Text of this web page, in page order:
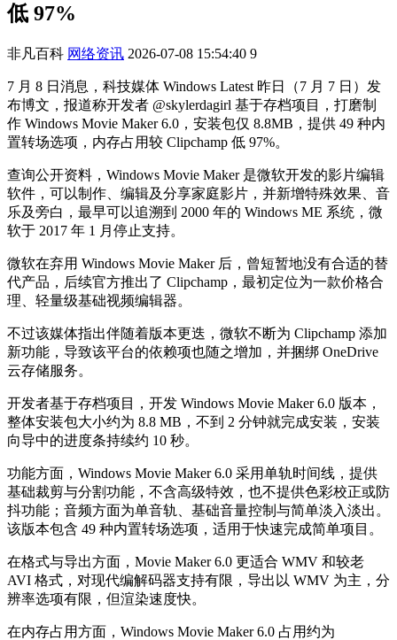
低 97%
非凡百科 网络资讯 2026-07-08 15:54:40 9
7 月 8 日消息，科技媒体 Windows Latest 昨日（7 月 7 日）发
布博文，报道称开发者 @skylerdagirl 基于存档项目，打磨制
作 Windows Movie Maker 6.0，安装包仅 8.8MB，提供 49 种内
置转场选项，内存占用较 Clipchamp 低 97%。
查询公开资料，Windows Movie Maker 是微软开发的影片编辑
软件，可以制作、编辑及分享家庭影片，并新增特殊效果、音
乐及旁白，最早可以追溯到 2000 年的 Windows ME 系统，微
软于 2017 年 1 月停止支持。
微软在弃用 Windows Movie Maker 后，曾短暂地没有合适的替
代产品，后续官方推出了 Clipchamp，最初定位为一款价格合
理、轻量级基础视频编辑器。
不过该媒体指出伴随着版本更迭，微软不断为 Clipchamp 添加
新功能，导致该平台的依赖项也随之增加，并捆绑 OneDrive
云存储服务。
开发者基于存档项目，开发 Windows Movie Maker 6.0 版本，
整体安装包大小约为 8.8 MB，不到 2 分钟就完成安装，安装
向导中的进度条持续约 10 秒。
功能方面，Windows Movie Maker 6.0 采用单轨时间线，提供
基础裁剪与分割功能，不含高级特效，也不提供色彩校正或防
抖功能；音频方面为单音轨、基础音量控制与简单淡入淡出。
该版本包含 49 种内置转场选项，适用于快速完成简单项目。
在格式与导出方面，Movie Maker 6.0 更适合 WMV 和较老
AVI 格式，对现代编解码器支持有限，导出以 WMV 为主，分
辨率选项有限，但渲染速度快。
在内存占用方面，Windows Movie Maker 6.0 占用约为